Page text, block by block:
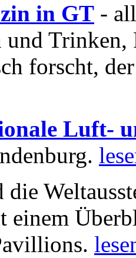
in GT -
und
forscht,
Luft-
die
einem